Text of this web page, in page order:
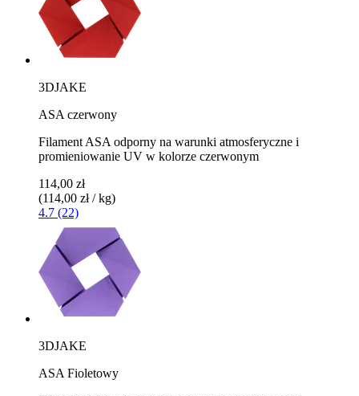
3DJAKE
ASA czerwony
Filament ASA odporny na warunki atmosferyczne i
promieniowanie UV w kolorze czerwonym
114,00 zł
(114,00 zł / kg)
4.7 (22)
3DJAKE
ASA Fioletowy